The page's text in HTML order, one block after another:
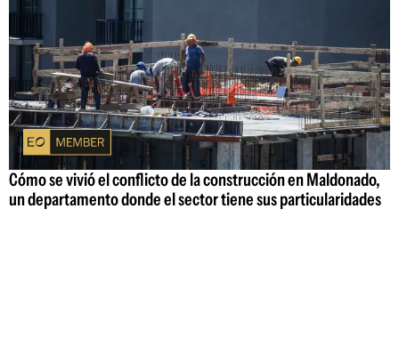
Cómo se vivió el conflicto de la construcción en Maldonado,
un departamento donde el sector tiene sus particularidades